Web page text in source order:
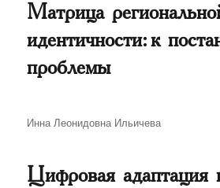
Матрица
идентичности: к
проблемы
Автор
Инна Леонидовна Ильичева
Цифровая адаптация